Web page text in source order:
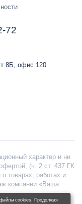
72
8Б, офис 120
характер и ни
(ч. 2 ст. 437 ГК
товарах, работах и
компании «Ваша
cookies. Продолжая